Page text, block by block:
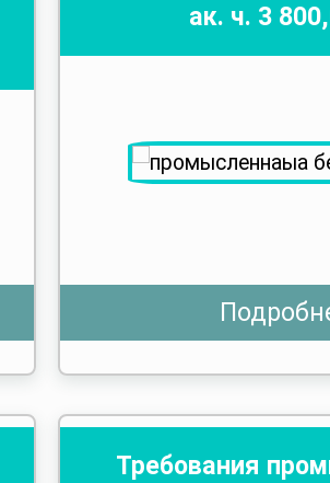
ак. ч. 3 800
Требования